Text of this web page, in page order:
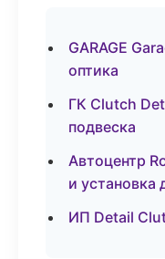
GARAGE
оптика
ГК Clutch
подвеска
Автоцентр
и установка
ИП Detail